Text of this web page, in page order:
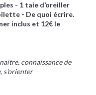
- 1 taie d’oreiller
- De quoi écrire.
inclus et 12€ le
connaissance de
s'orienter